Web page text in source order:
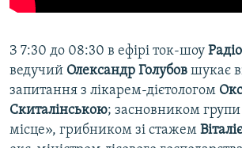
З 7:30 до 08:30 в ефірі ток-шоу
ведучий Олександр Голубов шукає
запитання з лікарем-дієтологом
Скиталінською; засновником
місце», грибником зі стажем